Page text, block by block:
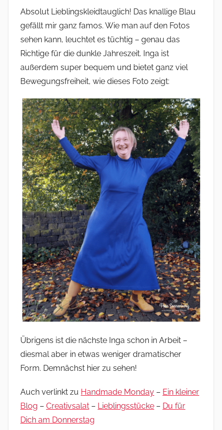
Absolut Lieblingskleidtauglich! Das knallige Blau
gefällt mir ganz famos. Wie man auf den Fotos
sehen kann, leuchtet es tüchtig – genau das
Richtige für die dunkle Jahreszeit. Inga ist
außerdem super bequem und bietet ganz viel
Bewegungsfreiheit, wie dieses Foto zeigt:
Übrigens ist die nächste Inga schon in Arbeit –
diesmal aber in etwas weniger dramatischer
Form. Demnächst hier zu sehen!
Auch verlinkt zu Handmade Monday – Ein kleiner
Blog – Creativsalat – Lieblingsstücke – Du für
Dich am Donnerstag